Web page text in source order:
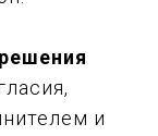
и